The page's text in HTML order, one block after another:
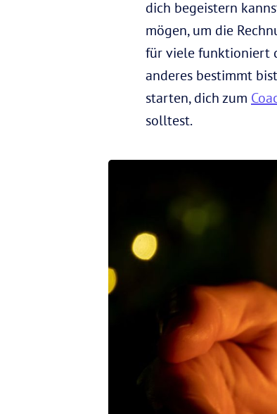
dich begeistern
mögen, um die
für viele funktioniert
anderes bestimmt
starten, dich zum
solltest.